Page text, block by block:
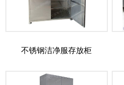
不锈钢洁净服存放柜